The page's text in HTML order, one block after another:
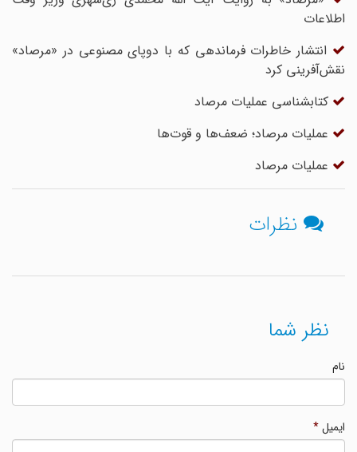
اطلاعات
انتشار خاطرات فرماندهی که با دوپای مصنوعی در «مرصاد»
نقش‌آفرینی کرد
کتابشناسی عملیات مرصاد
عملیات مرصاد؛ ضعف‌ها و قوت‌ها
عملیات مرصاد
نظرات
نظر شما
ایمیل*